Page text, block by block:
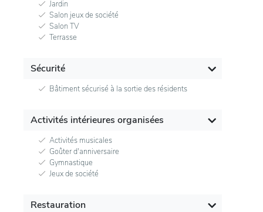
Jardin
Salon jeux de société
Salon TV
Terrasse
Sécurité
Bâtiment sécurisé à la sortie des résidents
Activités intérieures organisées
Activités musicales
Goûter d'anniversaire
Gymnastique
Jeux de société
Restauration